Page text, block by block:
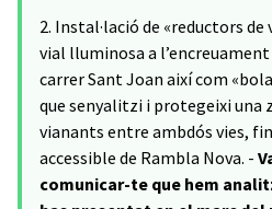
2. Instal·lació de «reductors
vial lluminosa a
carrer Sant Joan així com
que senyalitzi i protegeixi una
vianants entre ambdós vies,
accessible de Rambla Nova. -
comunicar-te que hem